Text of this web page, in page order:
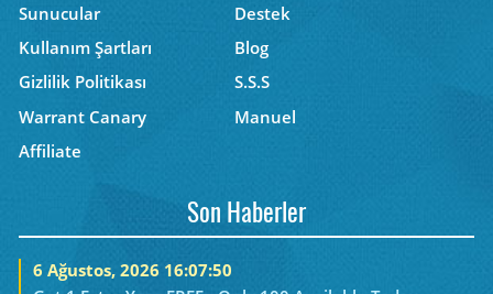
Sunucular
Destek
Kullanım Şartları
Blog
Gizlilik Politikası
S.S.S
Warrant Canary
Manuel
Affiliate
Son Haberler
6 Ağustos, 2026 16:07:50